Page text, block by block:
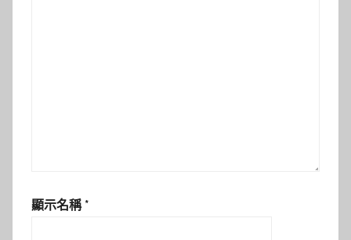
顯示名稱 *